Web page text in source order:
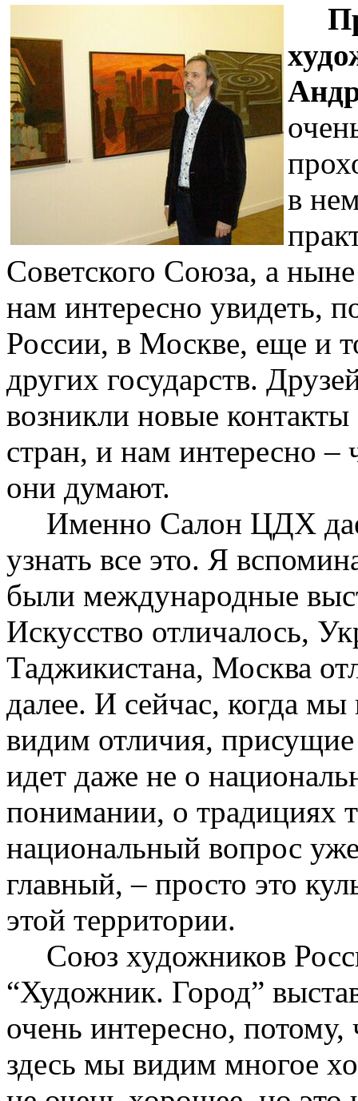
в
Советского Союза, а
нам интересно увидеть,
России, в Москве, еще и
других государств.
возникли новые
стран, и нам интересно
они думают.
Именно Салон ЦДХ
узнать все это. Я
были международные
Искусство отличалось,
Таджикистана, Москва
далее. И сейчас, когда
видим отличия,
идет даже не о
понимании, о традициях
национальный вопрос
главный, – просто это
этой территории.
Союз художников
“Художник. Город”
очень интересно,
здесь мы видим многое